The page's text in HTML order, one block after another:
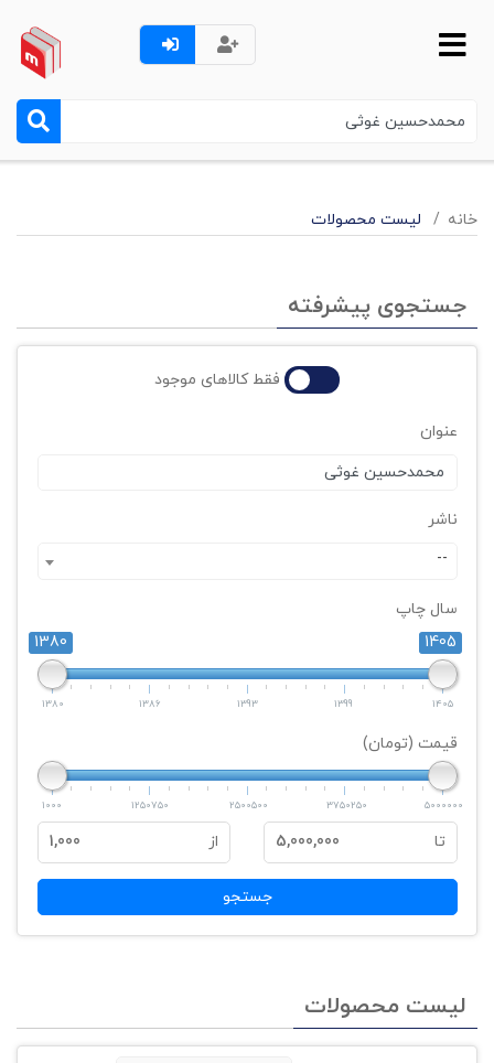
خانه لیست محصولات
جستجوی پیشرفته
فقط کالاهای موجود
عنوان
ناشر
--
سال چاپ
1380
1405
1380 1386 1393 1399 1405
قیمت (تومان)
1000 1250750 2500500 3750250 5000000
تا 5,000,000 از 1,000
جستجو
لیست محصولات